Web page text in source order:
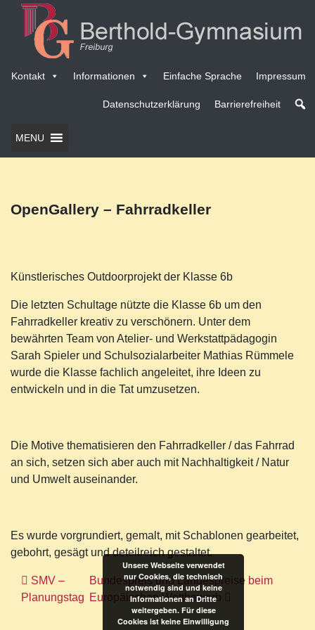
Kontakt Informationen Einfache Sprache Impressum
Datenschutzerklärung Barrierefreiheit
MENU
OpenGallery – Fahrradkeller
Künstlerisches Outdoorprojekt der Klasse 6b
Die letzten Schultage nützte die Klasse 6b um den
Fahrradkeller kreativ zu verschönern. Unter dem
bewährten Team von Atelier- und Werkstattpädagogin
Sarah Spieler und Schulsozialarbeiter Mathias Rümmele
wurde die Klasse fachlich angeleitet, ihre Ideen zu
entwickeln und in die Tat umzusetzen.
Die Motive thematisieren den Fahrradkeller / das Fahrrad
an sich, setzen sich aber auch mit Nachhaltigkeit / Natur
und Umwelt auseinander.
Es wurde vorgrundiert, gemalt, mit Schablonen gearbeitet,
gebohrt, gesägt und deteilreich gestaltet.
Beitragsnavigation
SMV –
Planungstag
Bundespreis und Landespreise beim
Europäischen Wettbewerb
Unsere Webseite verwendet
nur Cookies, die technisch
notwendig sind und keine
Informationen an Dritte
weitergeben. Für diese
Cookies ist keine Einwilligung